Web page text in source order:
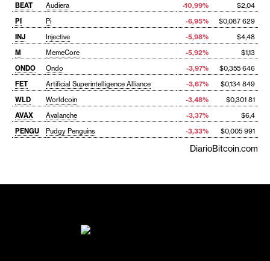
BEAT
Audiera -10,99%
$2,04
PI
Pi -6,95%
$0,087 629
INJ
Injective -5,98%
$4,48
M
MemeCore -5,92%
$1,13
ONDO
Ondo -3,97%
$0,355 646
FET
Artificial Superintelligence Alliance -3,67%
$0,134 849
WLD
Worldcoin -3,48%
$0,301 81
AVAX
Avalanche -3,37%
$6,4
PENGU
Pudgy Penguins -3,33% $0,005 991
DiarioBitcoin.com